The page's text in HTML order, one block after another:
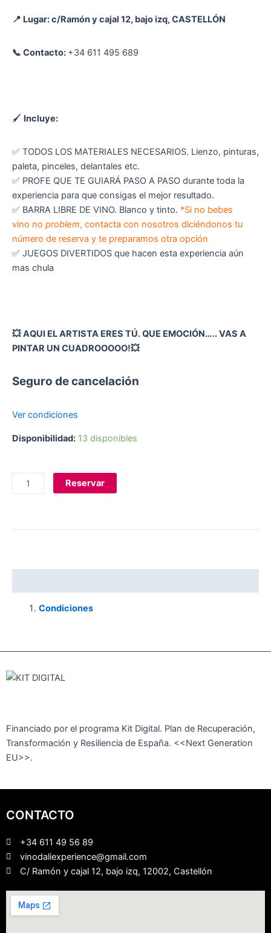
📍 Lugar: c/Ramón y cajal 12, bajo izq, CASTELLÓN
📞 Contacto: +34 611 495 689
🖌 Incluye:
✅ TODOS LOS MATERIALES NECESARIOS. Lienzo, pinturas,
paleta, pinceles, delantales etc.
✅ PROFE QUE TE GUIARÁ PASO A PASO durante toda la
experiencia para que consigas el mejor resultado.
✅ BARRA LIBRE DE VINO. Blanco y tinto. *Si no bebes
vino no problem, contacta con nosotros diciéndonos tu
número de reserva y te preparamos otra opción
✅ JUEGOS DIVERTIDOS que hacen esta experiencia aún
mas chula
💥 AQUI EL ARTISTA ERES TÚ. QUE EMOCIÓN….. VAS A
PINTAR UN CUADROOOOO!💥
Seguro de cancelación
Ver condiciones
Disponibilidad: 13 disponibles
Reservar
Condiciones
Financiado por el programa Kit Digital. Plan de Recuperación,
Transformación y Resiliencia de España. <<Next Generation
EU>>.
CONTACTO
+34 611 49 56 89
vinodaliexperience@gmail.com
C/ Ramón y cajal 12, bajo izq, 12002, Castellón